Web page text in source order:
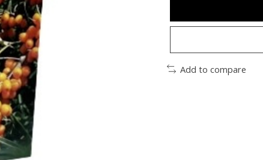
Add to compare